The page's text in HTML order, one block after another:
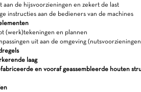
aan de hijsvoorzieningen en zekert de last
instructies aan de bedieners van de machines
(werk)tekeningen en plannen
uit aan de omgeving
laag
en vooraf geassembleerde houten